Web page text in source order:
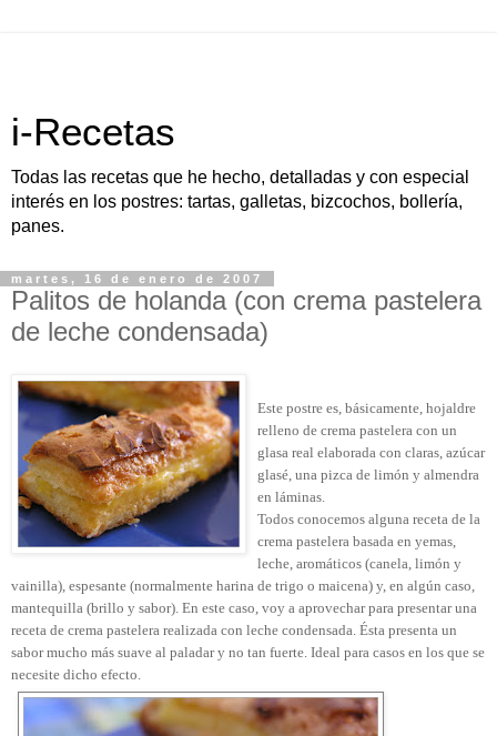
i-Recetas
Todas las recetas que he hecho, detalladas y con especial
interés en los postres: tartas, galletas, bizcochos, bollería,
panes.
martes, 16 de enero de 2007
Palitos de holanda (con crema pastelera
de leche condensada)
Este postre es, básicamente, hojaldre
relleno de crema pastelera con un
glasa real elaborada con claras, azúcar
glasé, una pizca de limón y almendra
en láminas.
Todos conocemos alguna receta de la
crema pastelera basada en yemas,
leche, aromáticos (canela, limón y
vainilla), espesante (normalmente harina de trigo o maicena) y, en algún caso,
mantequilla (brillo y sabor). En este caso, voy a aprovechar para presentar una
receta de crema pastelera realizada con leche condensada. Ésta presenta un
sabor mucho más suave al paladar y no tan fuerte. Ideal para casos en los que se
necesite dicho efecto.